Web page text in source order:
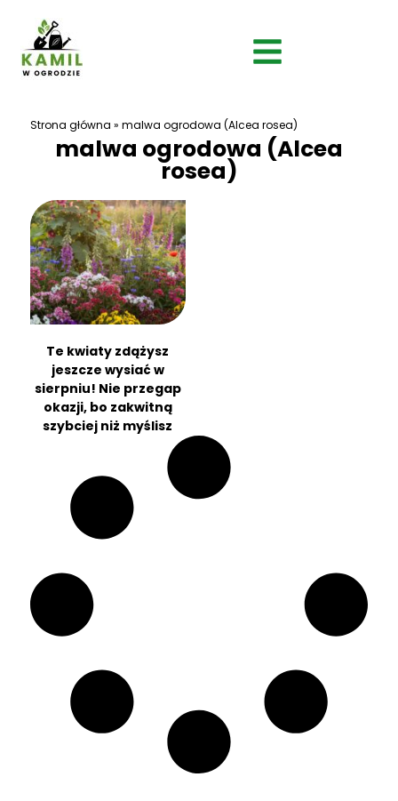
Strona główna » malwa ogrodowa (Alcea rosea)
malwa ogrodowa (Alcea
rosea)
Te kwiaty zdążysz
jeszcze wysiać w
sierpniu! Nie przegap
okazji, bo zakwitną
szybciej niż myślisz